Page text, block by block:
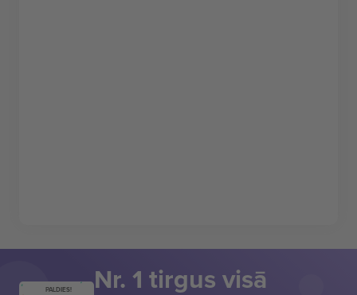
PALDIES! Nr. 1 tirgus visā